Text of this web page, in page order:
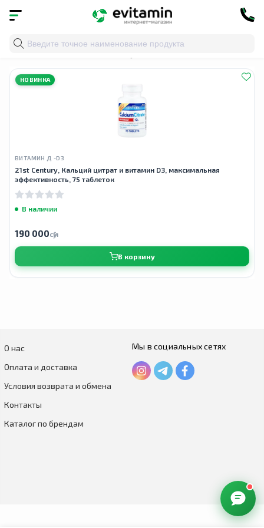
Главная » укрепление костей
НОВИНКА
ВИТАМИН Д -D3
21st Century, Кальций цитрат и витамин D3, максимальная
эффективность, 75 таблеток
В наличии
190 000сӯм
В корзину
О нас
Оплата и доставка
Условия возврата и обмена
Контакты
Каталог по брендам
Мы в социальных сетях